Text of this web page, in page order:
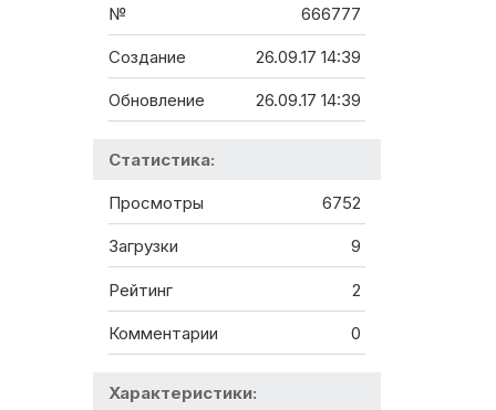
№ 666777
Создание 26.09.17 14:39
Обновление 26.09.17 14:39
Статистика:
Просмотры 6752
Загрузки 9
Рейтинг 2
Комментарии 0
Характеристики: